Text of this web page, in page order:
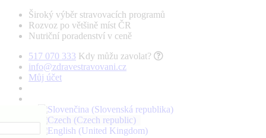
Široký výběr stravovacích programů
Rozvoz po většině míst ČR
Nutriční poradenství v ceně
517 070 333 Kdy můžu zavolat?
info@zdravestravovani.cz
Můj účet